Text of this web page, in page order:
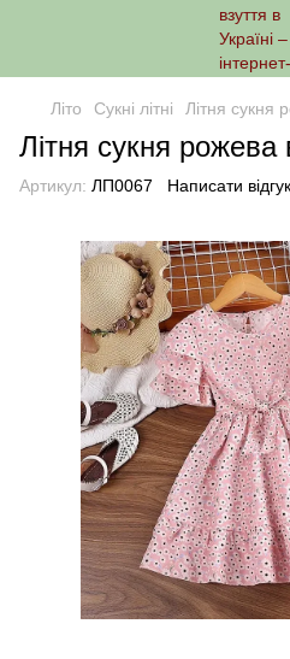
Літо Сукні літні Літня сукня
Літня сукня рожева
Артикул: ЛП0067 Написати відгук